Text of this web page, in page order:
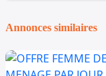
Annonces similaires